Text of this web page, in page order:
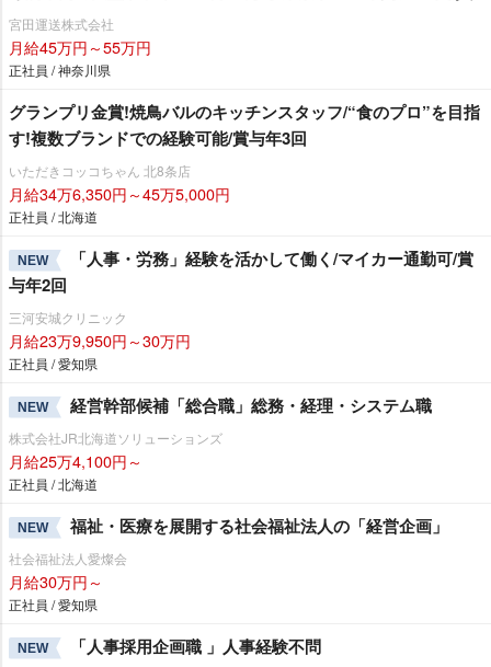
宮田運送株式会社
月給45万円～55万円
正社員 / 神奈川県
グランプリ金賞!焼鳥バルのキッチンスタッフ/“食のプロ”を目指
す!複数ブランドでの経験可能/賞与年3回
いただきコッコちゃん 北8条店
月給34万6,350円～45万5,000円
正社員 / 北海道
NEW
「人事・労務」経験を活かして働く/マイカー通勤可/賞
与年2回
三河安城クリニック
月給23万9,950円～30万円
正社員 / 愛知県
NEW 経営幹部候補「総合職」総務・経理・システム職
株式会社JR北海道ソリューションズ
月給25万4,100円～
正社員 / 北海道
NEW 福祉・医療を展開する社会福祉法人の「経営企画」
社会福祉法人愛燦会
月給30万円～
正社員 / 愛知県
NEW 「人事採用企画職 」人事経験不問